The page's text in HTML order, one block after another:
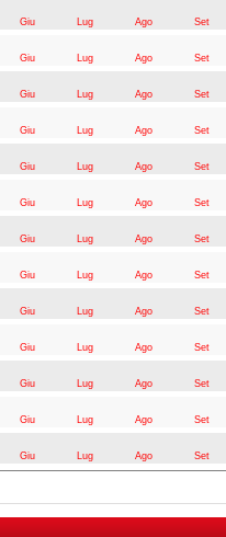
Giu Lug Ago Set
Giu Lug Ago Set
Giu Lug Ago Set
Giu Lug Ago Set
Giu Lug Ago Set
Giu Lug Ago Set
Giu Lug Ago Set
Giu Lug Ago Set
Giu Lug Ago Set
Giu Lug Ago Set
Giu Lug Ago Set
Giu Lug Ago Set
Giu
Lug Ago Set